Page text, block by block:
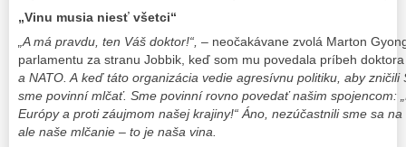
„Vinu musia niesť všetci“
„A má pravdu, ten Váš doktor!“, – neočakávane zvolá Marton
parlamentu za stranu Jobbik, keď som mu povedala príbeh
a NATO. A keď táto organizácia vedie agresívnu politiku, aby
sme povinní mlčať. Sme povinní rovno povedať našim spojencom:
Európy a proti záujmom našej krajiny!“ Áno, nezúčastnili sme sa
ale naše mlčanie – to je naša vina.